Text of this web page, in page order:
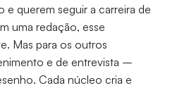
e querem seguir a carreira de
uma redação, esse
Mas para os outros
e de entrevista –
Cada núcleo cria e